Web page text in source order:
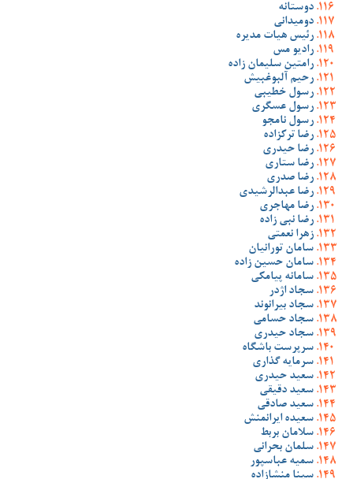
دوستانه
دومیدانی
رئیس هیات مدیره
رادیو مس
رامتین سلیمان زاده
رحیم آلبوغبیش
رسول خطیبی
رسول عسگری
رسول نامجو
رضا ترکزاده
رضا حیدری
رضا ستاری
رضا صدری
رضا عبدالرشیدی
رضا مهاجری
رضا نبی زاده
زهرا نعمتی
سامان تورانیان
سامان حسین زاده
سامانه پیامکی
سجاد اژدر
سجاد بیرانوند
سجاد حسامی
سجاد حیدری
سرپرست باشگاه
سرمایه گذاری
سعید حیدری
سعید دقیقی
سعید صادقی
سعیده ایرانمنش
سلامان بربط
سلمان بحرانی
سمیه عباسپور
سینا منشازاده